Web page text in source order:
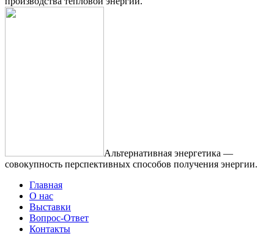
Альтернативная энергетика —
совокупность перспективных способов получения энергии.
Главная
О нас
Выставки
Вопрос-Ответ
Контакты